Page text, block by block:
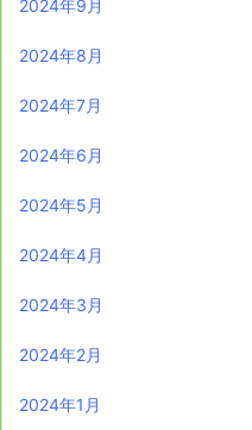
2024年9月
2024年8月
2024年7月
2024年6月
2024年5月
2024年4月
2024年3月
2024年2月
2024年1月